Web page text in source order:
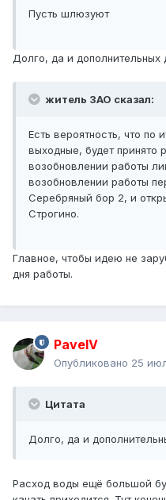
Пусть шлюзуют
Долго, да и дополнительных
житель ЗАО сказал:
Есть вероятность, что по
выходные, будет принято
возобновлении работы
возобновлении работы
Серебряный бор 2, и
Строгино.
Главное, чтобы идею не
дня работы.
PavelV
Опубликовано 25
Цитата
Долго, да и
Расход воды ещё большой